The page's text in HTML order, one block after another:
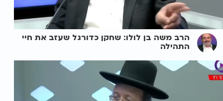
הרב משה בן לולו: שחקן כדורגל שעזב את חיי
התהילה